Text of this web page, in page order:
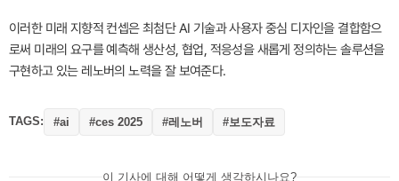
이러한 미래 지향적 컨셉은 최첨단 AI 기술과 사용자 중심 디자인을 결합함으
로써 미래의 요구를 예측해 생산성, 협업, 적응성을 새롭게 정의하는 솔루션을
구현하고 있는 레노버의 노력을 잘 보여준다.
TAGS: #ai #ces 2025 #레노버 #보도자료
이 기사에 대해 어떻게 생각하시나요?